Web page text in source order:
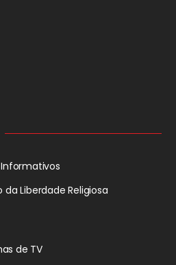
da Liberdade Religiosa
de TV